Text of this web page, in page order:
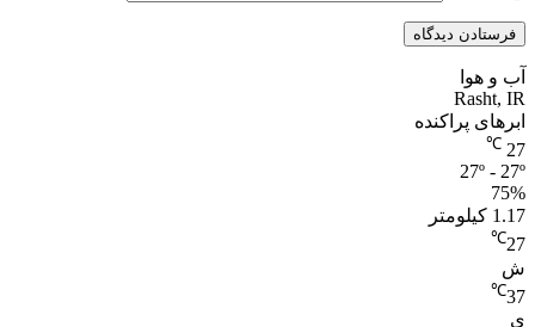
آب و هوا
Rasht, IR
ابرهای پراکنده
27
℃
27º - 27º
75%
1.17 کیلومتر
27
℃
ش
37
℃
ی